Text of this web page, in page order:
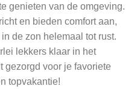
genieten van de omgeving.
en bieden comfort aan,
de zon helemaal tot rust.
lekkers klaar in het
gezorgd voor je favoriete
topvakantie!